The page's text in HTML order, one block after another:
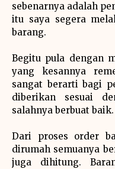
sebenarnya adalah
itu saya segera
barang.
Begitu pula dengan
yang kesannya
sangat berarti bagi
diberikan sesuai
salahnya berbuat baik.
Dari proses order
dirumah semuanya
juga dihitung.